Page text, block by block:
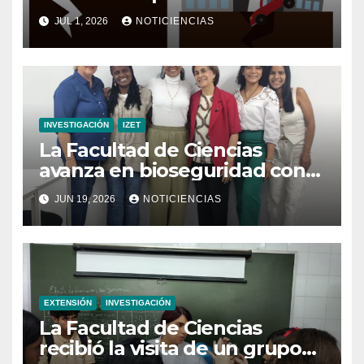
trabajo sobre el protocolo
estratégico de actuación
después de un sismo
JUL 1, 2026 NOTICIENCIAS
INVESTIGACIÓN IZET
La Facultad de Ciencias
avanza en bioseguridad con
la validación del nuevo
Manual para Laboratorios de
Microbiología Ambiental
JUN 19, 2026 NOTICIENCIAS
EXTENSIÓN INVESTIGACIÓN
La Facultad de Ciencias
recibió la visita de un grupo